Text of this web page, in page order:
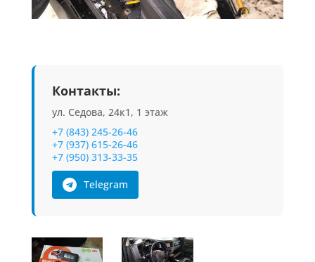
Контакты:
ул. Седова, 24к1, 1 этаж
+7 (843) 245-26-46
+7 (937) 615-26-46
+7 (950) 313-33-35
Telegram